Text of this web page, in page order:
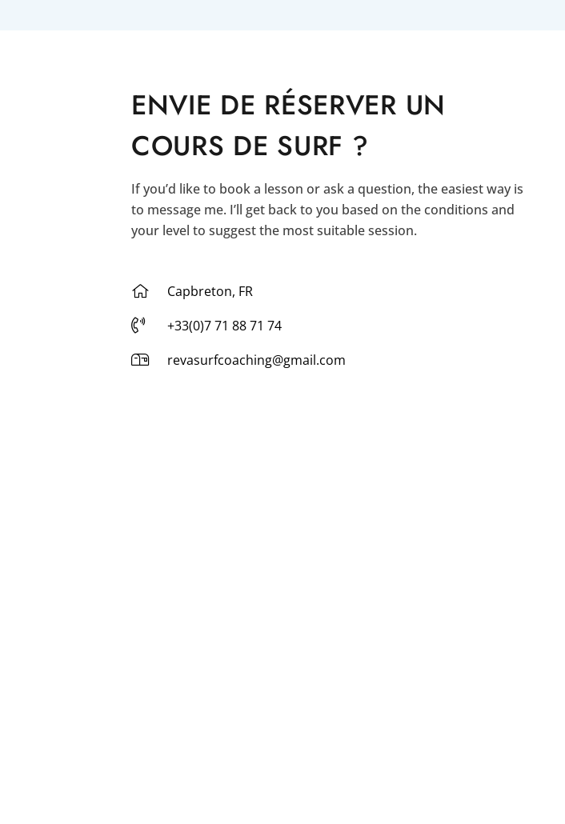
ENVIE DE RÉSERVER UN
COURS DE SURF ?
If you’d like to book a lesson or ask a question, the easiest way is
to message me. I’ll get back to you based on the conditions and
your level to suggest the most suitable session.
Capbreton, FR
+33(0)7 71 88 71 74
revasurfcoaching@gmail.com